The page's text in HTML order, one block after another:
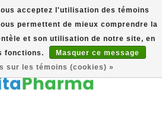
Op Nieuwsbrief | Gratis
€49 | Online Sinds 2007
Français
acceptez l'utilisation des témoins
permettent de mieux comprendre la
et son utilisation de notre site, en
fonctions.
Masquer ce message
sur les témoins (cookies) »